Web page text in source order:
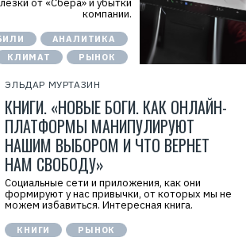
от «Сбера» и убытки
компании.
АНАЛИТИКА
КЛИМАТ
РЫНОК
ЭЛЬДАР МУРТАЗИН
КНИГИ. «НОВЫЕ БОГИ. КАК ОНЛАЙН-
ПЛАТФОРМЫ МАНИПУЛИРУЮТ
НАШИМ ВЫБОРОМ И ЧТО ВЕРНЕТ
НАМ СВОБОДУ»
Социальные сети и приложения, как они
формируют у нас привычки, от которых мы не
можем избавиться. Интересная книга.
КНИГИ РЫНОК